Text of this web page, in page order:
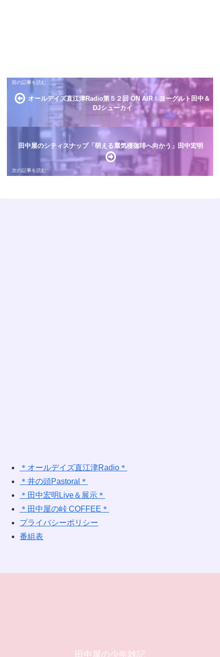
オールデイズ直江津Radio第５２回 ON AIR！ヨーグルト田中＆
DJシューカイ
田中屋のシティスナップ「萌える蜃気楼珈琲へ向かう」田中宏明
＊オールデイズ直江津Radio＊
＊井の頭Pastoral＊
＊田中宏明Live＆展示＊
＊田中屋の峠 COFFEE＊
プライバシーポリシー
番組表
田中屋の少年雑記